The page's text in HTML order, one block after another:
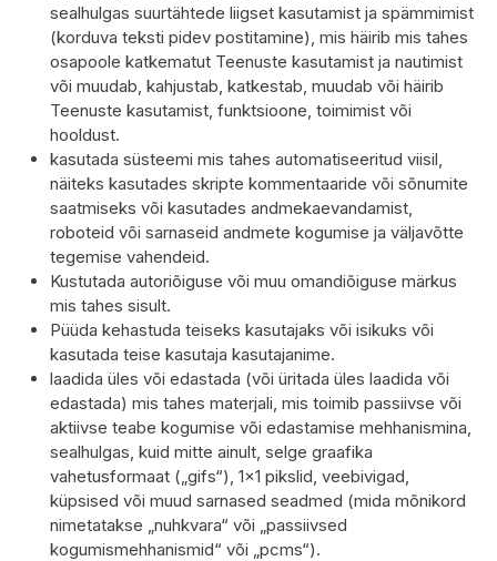
sealhulgas suurtähtede liigset kasutamist ja spämmimist
(korduva teksti pidev postitamine), mis häirib mis tahes
osapoole katkematut Teenuste kasutamist ja nautimist
või muudab, kahjustab, katkestab, muudab või häirib
Teenuste kasutamist, funktsioone, toimimist või
hooldust.
kasutada süsteemi mis tahes automatiseeritud viisil,
näiteks kasutades skripte kommentaaride või sõnumite
saatmiseks või kasutades andmekaevandamist,
roboteid või sarnaseid andmete kogumise ja väljavõtte
tegemise vahendeid.
Kustutada autoriõiguse või muu omandiõiguse märkus
mis tahes sisult.
Püüda kehastuda teiseks kasutajaks või isikuks või
kasutada teise kasutaja kasutajanime.
laadida üles või edastada (või üritada üles laadida või
edastada) mis tahes materjali, mis toimib passiivse või
aktiivse teabe kogumise või edastamise mehhanismina,
sealhulgas, kuid mitte ainult, selge graafika
vahetusformaat („gifs“), 1×1 pikslid, veebivigad,
küpsised või muud sarnased seadmed (mida mõnikord
nimetatakse „nuhkvara“ või „passiivsed
kogumismehhanismid“ või „pcms“).